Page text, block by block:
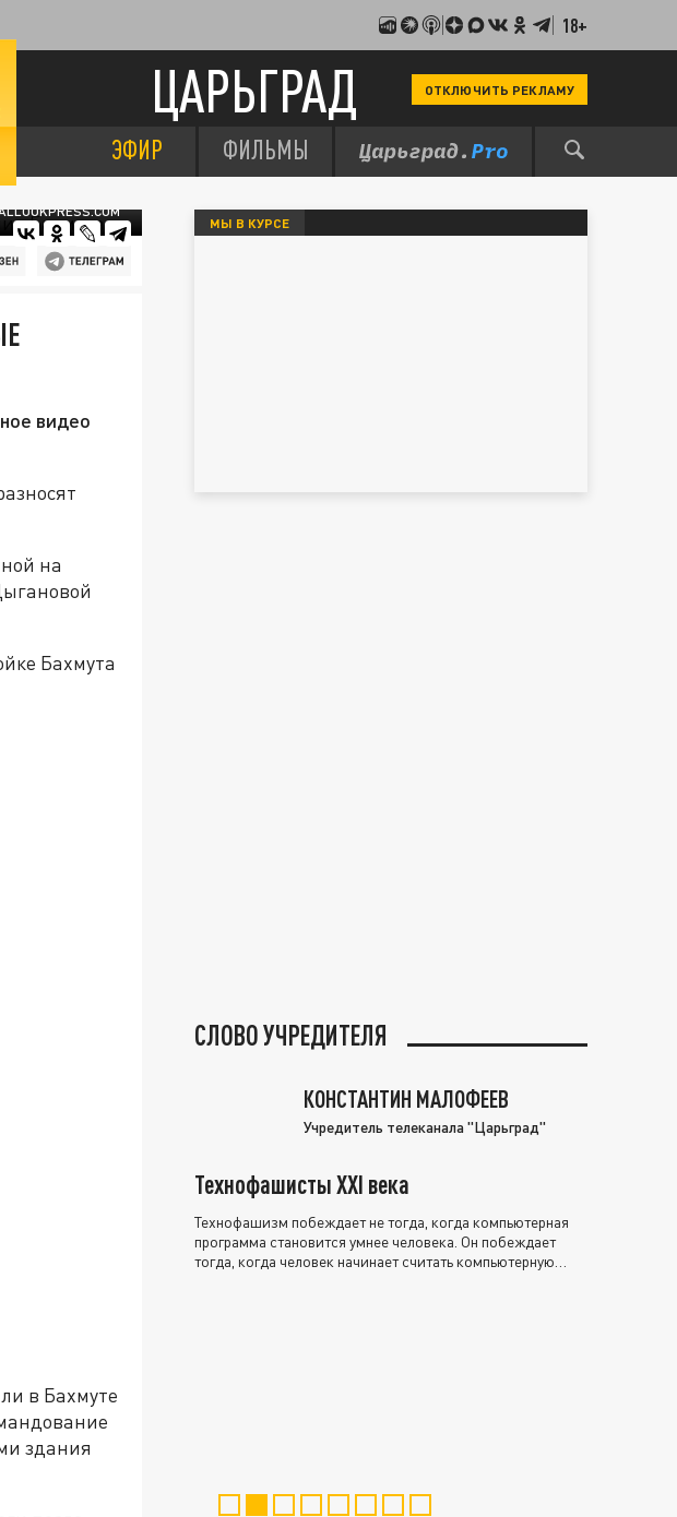
18+
ЦАРЬГРАД ОТКЛЮЧИТЬ РЕКЛАМУ
ЭФИР ФИЛЬМЫ
видео
на
Бахмута
в Бахмуте
здания
МЫ В КУРСЕ
СЛОВО УЧРЕДИТЕЛЯ
КОНСТАНТИН МАЛОФЕЕВ
Учредитель телеканала "Царьград"
Технофашисты XXI века
Технофашизм побеждает не тогда, когда компьютерная
программа становится умнее человека. Он побеждает
тогда, когда человек начинает считать компьютерную